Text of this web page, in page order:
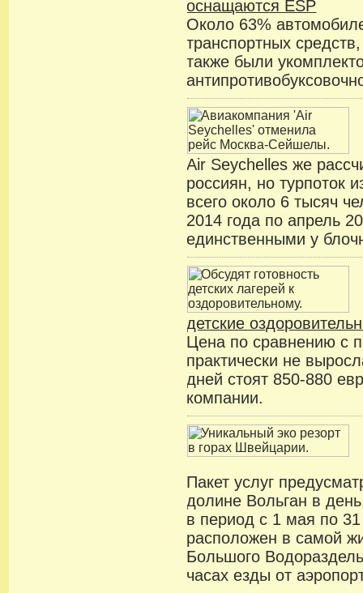
оснащаются ESP
Около 63%
транспортных
также были
Air Seychelles же
россиян, но турпоток
всего около 6 тысяч
2014 года по апрель
единственными у
детские
Цена по сравнению с
практически не
дней стоят 850-880
компании.
Пакет услуг
долине Вольган в
в период с 1 мая по
расположен в самой
Большого
часах езды от